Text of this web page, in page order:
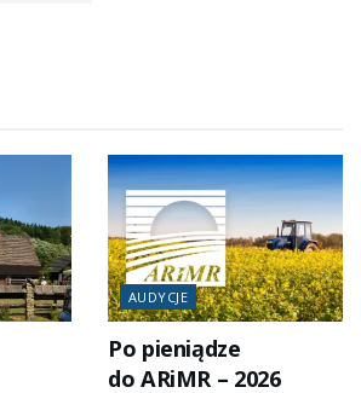
AUDYCJE
Po pieniądze
do ARiMR – 2026